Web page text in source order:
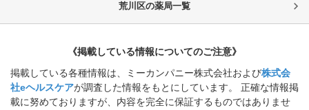
荒川区の薬局一覧
《掲載している情報についてのご注意》
掲載している各種情報は、ミーカンパニー株式会社および株式会
社eヘルスケアが調査した情報をもとにしています。 正確な情報掲
載に努めておりますが、内容を完全に保証するものではありませ